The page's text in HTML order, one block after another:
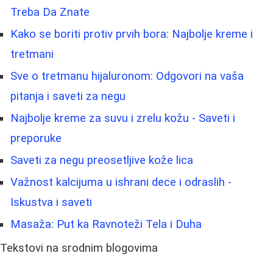
Treba Da Znate
Kako se boriti protiv prvih bora: Najbolje kreme i
tretmani
Sve o tretmanu hijaluronom: Odgovori na vaša
pitanja i saveti za negu
Najbolje kreme za suvu i zrelu kožu - Saveti i
preporuke
Saveti za negu preosetljive kože lica
Važnost kalcijuma u ishrani dece i odraslih -
Iskustva i saveti
Masaža: Put ka Ravnoteži Tela i Duha
Tekstovi na srodnim blogovima